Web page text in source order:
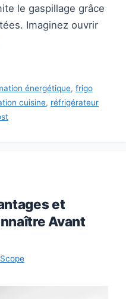
le gaspillage grâce
Imaginez ouvrir
énergétique, frigo
cuisine, réfrigérateur
et
Avant